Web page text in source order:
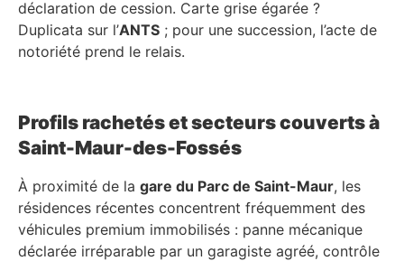
déclaration de cession. Carte grise égarée ?
Duplicata sur l’ANTS ; pour une succession, l’acte de
notoriété prend le relais.
Profils rachetés et secteurs couverts à
Saint-Maur-des-Fossés
À proximité de la gare du Parc de Saint-Maur, les
résidences récentes concentrent fréquemment des
véhicules premium immobilisés : panne mécanique
déclarée irréparable par un garagiste agréé, contrôle